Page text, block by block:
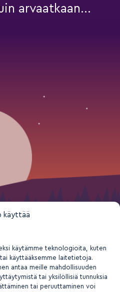
käyttää
käytämme teknologioita, kuten
käyttääksemme laitetietoja.
antaa meille mahdollisuuden
tai yksilöllisiä tunnuksia
tai peruuttaminen voi
arvaatkaan...